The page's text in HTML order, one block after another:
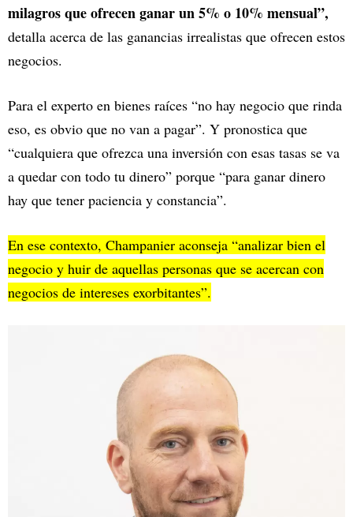
milagros que ofrecen ganar un 5% o 10% mensual”,
detalla acerca de las ganancias irrealistas que ofrecen estos
negocios.
Para el experto en bienes raíces “no hay negocio que rinda
eso, es obvio que no van a pagar”. Y pronostica que
“cualquiera que ofrezca una inversión con esas tasas se va
a quedar con todo tu dinero” porque “para ganar dinero
hay que tener paciencia y constancia”.
En ese contexto, Champanier aconseja “analizar bien el
negocio y huir de aquellas personas que se acercan con
negocios de intereses exorbitantes”.